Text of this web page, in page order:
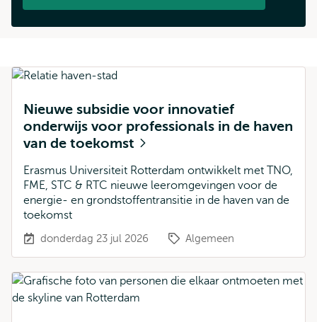
Nieuwe subsidie voor innovatief
onderwijs voor professionals in de haven
van de toekomst
Erasmus Universiteit Rotterdam ontwikkelt met TNO,
FME, STC & RTC nieuwe leeromgevingen voor de
energie- en grondstoffentransitie in de haven van de
toekomst
donderdag 23 jul 2026 Algemeen